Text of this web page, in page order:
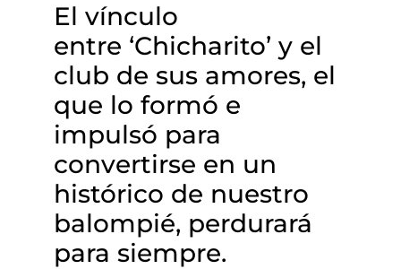
El vínculo
entre ‘Chicharito’ y el
club de sus amores, el
que lo formó e
impulsó para
convertirse en un
histórico de nuestro
balompié, perdurará
para siempre.